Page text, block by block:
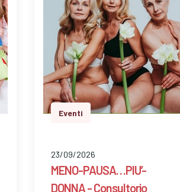
Eventi
23/09/2026
MENO-PAUSA…PIU’-
DONNA - Consultorio